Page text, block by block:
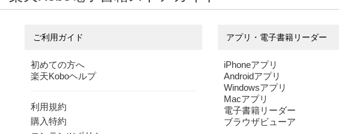
ご利用ガイド
初めての方へ
楽天Koboヘルプ
利用規約
購入特約
アプリ・電子書籍リーダー
iPhoneアプリ
Androidアプリ
Windowsアプリ
Macアプリ
電子書籍リーダー
ブラウザビューア